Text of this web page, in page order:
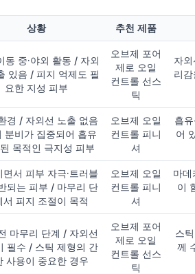
상황 추천 제품
동 중·야외 활동 / 자외
있음 / 피지 억제도 필
요한 지성 피부
오브제 포어
제로 오일
컨트롤 선스
틱
자
리
경 / 자외선 노출 없음
분비가 집중되어 흡유
목적인 극지성 피부
오브제 오일
컨트롤 피니
셔
흡
어
면서 피부 자극·트러블
되는 피부 / 마무리 단
서 피지 조절이 목적
오브제 오일
컨트롤 피니
셔
마데
이
마무리 단계 / 자외선
필수 / 스틱 제형의 간
사용이 중요한 경우
오브제 포어
제로 오일
컨트롤 선스
틱
스
께